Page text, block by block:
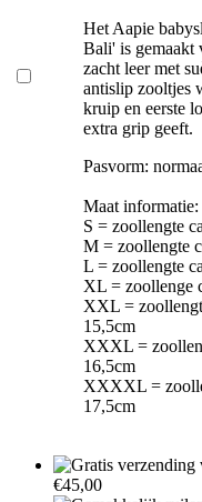
Het Aapie
Bali' is gemaakt
zacht leer met
antislip zooltjes
kruip en eerste
extra grip geeft.
Pasvorm:
Maat informatie:
S = zoollengte
M = zoollengte
L = zoollengte
XL = zoollenge
XXL =
15,5cm
XXXL =
16,5cm
XXXXL =
17,5cm
€45,00